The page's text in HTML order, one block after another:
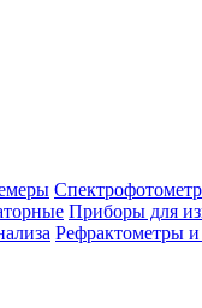
Приборы для
Рефрактометры